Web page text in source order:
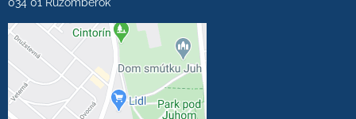
Externý obsah je
blokovaný Voľbami
súkromia